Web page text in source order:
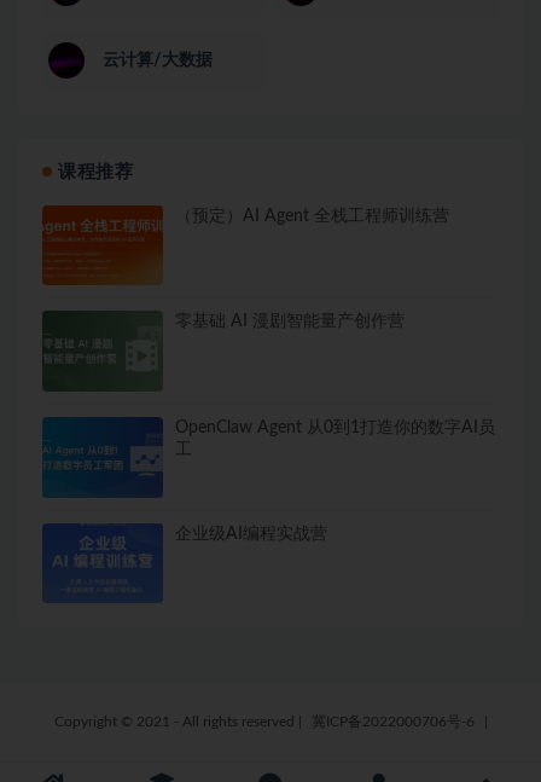
云计算/大数据
课程推荐
（预定）AI Agent 全栈工程师训练营
零基础 AI 漫剧智能量产创作营
OpenClaw Agent 从0到1打造你的数字AI员
工
企业级AI编程实战营
Copyright © 2021 - All rights reserved 冀ICP备2022000706号-6